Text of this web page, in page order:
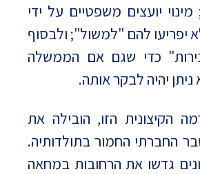
מינוי יועצים משפטיים על ידי
יפריעו להם "למשול"; ולבסוף
כדי שגם אם הממשלה
יהיה לבקר אותה.
הקיצונית הזו, הובילה את
החברתי החמור בתולדותיה.
גדשו את הרחובות במחאה